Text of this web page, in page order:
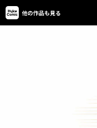
他の作品も見る